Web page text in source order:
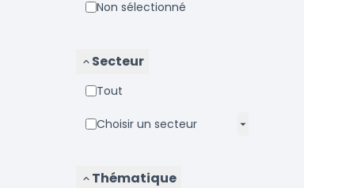
Non sélectionné
Secteur
Tout
Choisir un secteur
Thématique